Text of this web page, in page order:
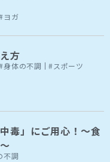
ヨガ
方
身体の不調 #スポーツ
毒」にご用心！～食
不調